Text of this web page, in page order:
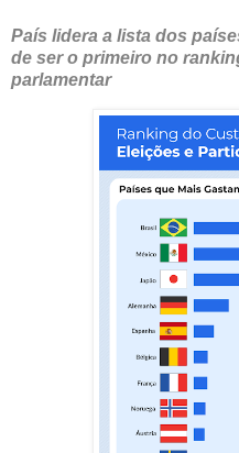
País lidera a lista dos
de ser o primeiro no
parlamentar